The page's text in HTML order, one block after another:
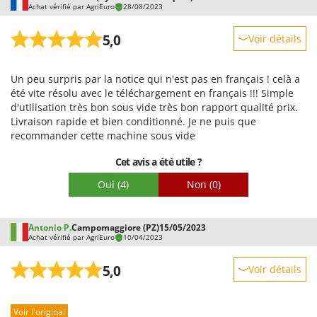
Achat vérifié par AgriEuro 28/08/2023
5,0 Voir détails
Prestations
Facilité d'utilisation
Qualité / Prix
Un peu surpris par la notice qui n'est pas en français ! celà a
été vite résolu avec le téléchargement en français !!! Simple
d'utilisation très bon sous vide très bon rapport qualité prix.
Livraison rapide et bien conditionné. Je ne puis que
recommander cette machine sous vide
Cet avis a été utile ?
Oui (4) Non (0)
Antonio P.Campomaggiore (PZ)15/05/2023
Achat vérifié par AgriEuro 10/04/2023
5,0 Voir détails
Prestations
Voir l'original